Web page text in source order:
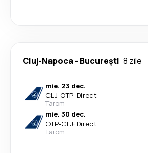
Cluj-Napoca- București 8 zile
mie. 23 dec.
CLJ-OTP· Direct
Tarom
mie. 30 dec.
OTP-CLJ· Direct
Tarom